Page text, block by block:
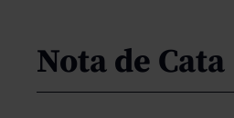
Nota de Cata